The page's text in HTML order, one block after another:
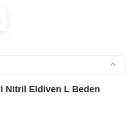
Nitril Eldiven L Beden